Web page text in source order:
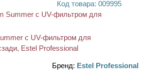
Код товара: 009995
Бренд: Estel Professional